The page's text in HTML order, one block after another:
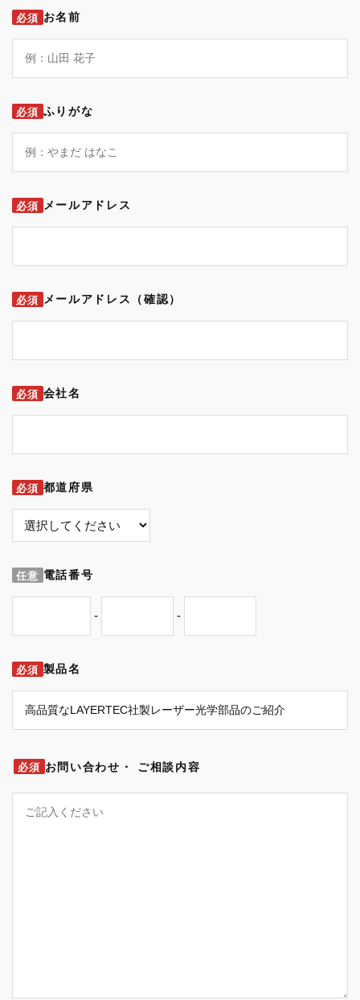
必須 お名前
必須 ふりがな
必須 メールアドレス
必須 メールアドレス（確認）
必須 会社名
必須 都道府県
任意 電話番号
- -
必須 製品名
必須 お問い合わせ・ ご相談内容